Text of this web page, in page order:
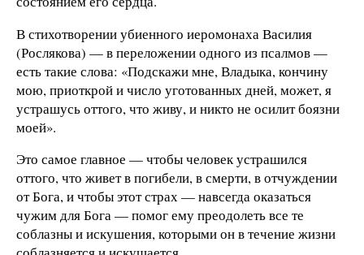
В стихотворении убиенного иеромонаха Василия
(Рослякова) — в переложении одного из псалмов —
есть такие слова: «Подскажи мне, Владыка, кончину
мою, приоткрой и число уготованных дней, может, я
устрашусь оттого, что живу, и никто не осилит боязни
моей».
Это самое главное — чтобы человек устрашился
оттого, что живет в погибели, в смерти, в отчуждении
от Бога, и чтобы этот страх — навсегда оказаться
чужим для Бога — помог ему преодолеть все те
соблазны и искушения, которыми он в течение жизни